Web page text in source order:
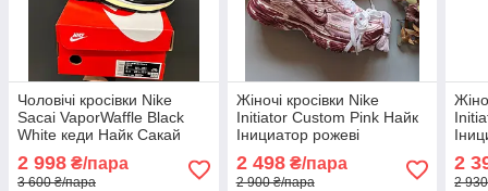
Чоловічі кросівки Nike
Sacai VaporWaffle Black
White кеди Найк Сакай
весна літо
2 998 ₴/пара
3 600 ₴/пара
Жіночі кросівки Nike
Initiator Custom Pink Найк
Інициатор рожеві
2 498₴/пара
2 900 ₴/пара
2
2